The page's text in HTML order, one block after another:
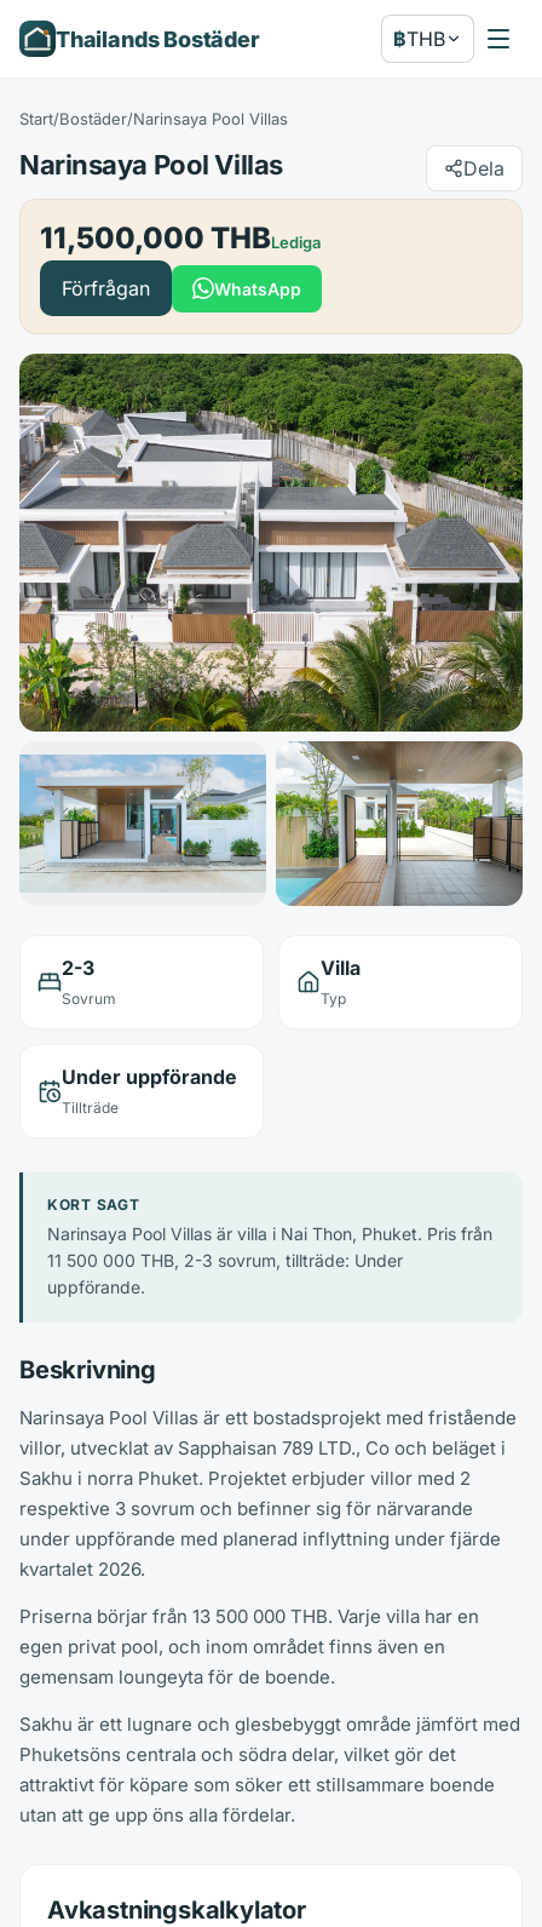
Thailands Bostäder ฿THB
Start/Bostäder/Narinsaya Pool Villas
Narinsaya Pool Villas Dela
11,500,000 THBLediga
Förfrågan WhatsApp
2-3
Sovrum
Villa
Typ
Under uppförande
Tillträde
KORT SAGT
Narinsaya Pool Villas är villa i Nai Thon, Phuket. Pris från
11 500 000 THB, 2-3 sovrum, tillträde: Under
uppförande.
Beskrivning
Narinsaya Pool Villas är ett bostadsprojekt med fristående
villor, utvecklat av Sapphaisan 789 LTD., Co och beläget i
Sakhu i norra Phuket. Projektet erbjuder villor med 2
respektive 3 sovrum och befinner sig för närvarande
under uppförande med planerad inflyttning under fjärde
kvartalet 2026.
Priserna börjar från 13 500 000 THB. Varje villa har en
egen privat pool, och inom området finns även en
gemensam loungeyta för de boende.
Sakhu är ett lugnare och glesbebyggt område jämfört med
Phuketsöns centrala och södra delar, vilket gör det
attraktivt för köpare som söker ett stillsammare boende
utan att ge upp öns alla fördelar.
Avkastningskalkylator